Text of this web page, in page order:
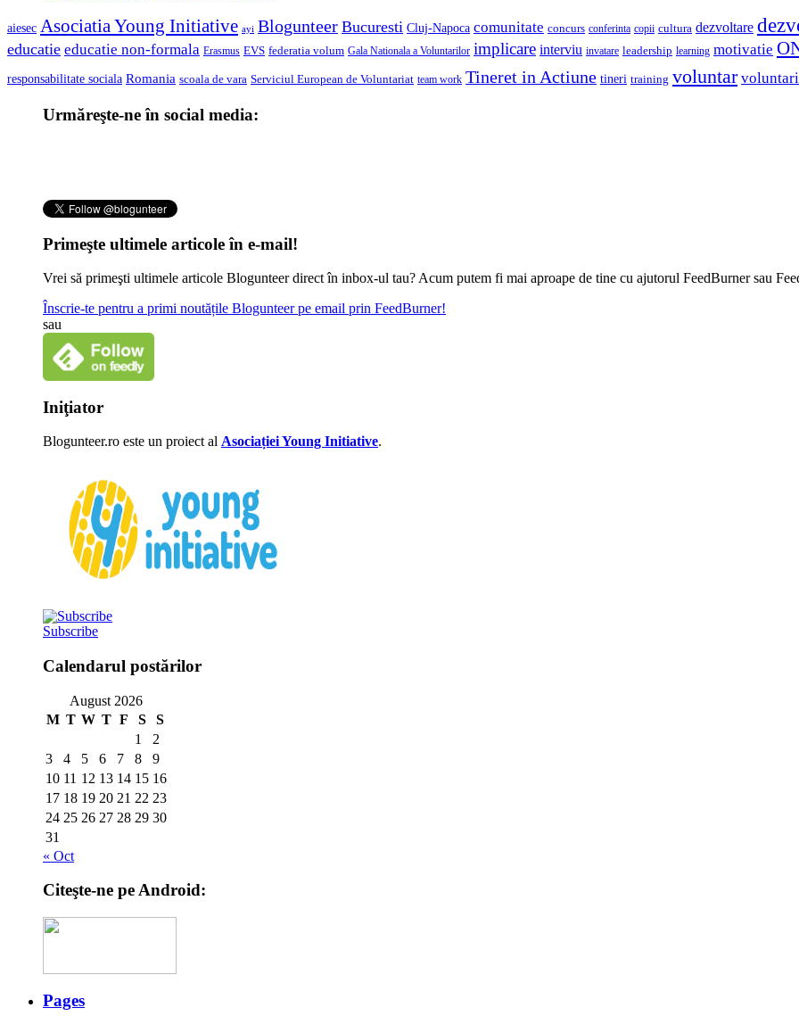
aiesec Asociatia Young Initiative ayi Blogunteer Bucuresti Cluj-Napoca comunitate concurs conferinta copii cultura dezvoltare
educatie educatie non-formala Erasmus EVS federatia volum Gala Nationala a Voluntarilor implicare interviu invatare leadership learning motivatie
responsabilitate sociala Romania scoala de vara Serviciul European de Voluntariat team work Tineret in Actiune tineri training voluntar voluntari
Urmăreşte-ne în social media:
Primeşte ultimele articole în e-mail!
Vrei să primeşti ultimele articole Blogunteer direct în inbox-ul tau? Acum putem fi mai aproape de tine cu ajutorul FeedBurner sau
Înscrie-te pentru a primi noutățile Blogunteer pe email prin FeedBurner!
sau
Iniţiator
Blogunteer.ro este un proiect al Asociației Young Initiative.
Subscribe
Calendarul postărilor
August 2026
M T W T F S
S
1
2
3
4 5 6 7 8
9
10 11 12 13 14 15 16
17 18 19 20 21 22 23
24 25 26 27 28 29 30
31
« Oct
Citeşte-ne pe Android:
Pages